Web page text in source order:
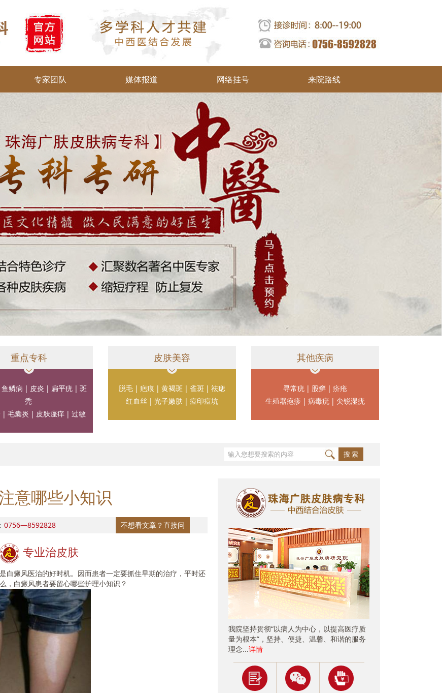
专家团队 媒体报道 网络挂号 来院路线
重点专科
鱼鳞病 | 皮炎 | 扁平疣 | 斑
秃
| 毛囊炎 | 皮肤瘙痒 | 过敏
皮肤美容
脱毛 | 疤痕 | 黄褐斑 | 雀斑 | 祛痣
红血丝 | 光子嫩肤 | 痘印痘坑
其他疾病
寻常疣 | 股癣 | 疥疮
生殖器疱疹 | 病毒疣 | 尖锐湿疣
意哪些小知识
0756—8592828 不想看文章？直接问
专业治皮肤
癜风医治的好时机。因而患者一定要抓住早期的治疗，平时还
，白癜风患者要留心哪些护理小知识？
我院坚持贯彻“以病人为中心，以提高医疗质
量为根本”，坚持、便捷、温馨、和谐的服务
理念...详情